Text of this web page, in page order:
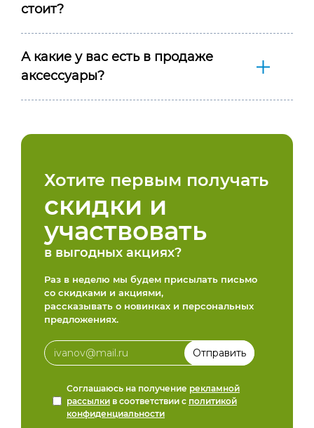
стоит?
А какие у вас есть в продаже
аксессуары?
Хотите первым получать
скидки и
участвовать
в выгодных акциях?
Раз в неделю мы будем присылать письмо
со скидками и акциями,
рассказывать о новинках и персональных
предложениях.
Соглашаюсь на получение рекламной
рассылки в соответствии с политикой
конфиденциальности